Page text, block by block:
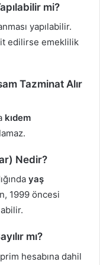
mi?
yapılabilir.
edilirse emeklilik
Tazminat Alır
kıdem
Nedir?
yaş
1999 öncesi
mı?
hesabına dahil